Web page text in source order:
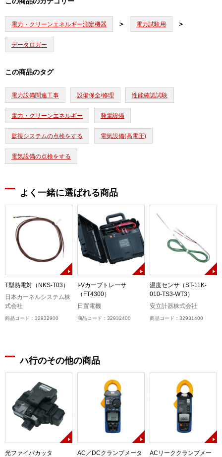
電力・クリーンエネルギー測定機器 電力試験用
データロガー
この商品のタグ
電力設備関連工事 設備保全/修理 性能確認試験
電力・クリーンエネルギー 発電設備
監視システムの点検をする 電気設備(高電圧)
電気設備の点検をする
よく一緒に選ばれる商品
T型熱電対（NKS-T03）
日本カーネルシステム株
式会社
商品コード：32932900
I-Vカーブトレーサ
（FT4300）
日置電機
商品コード：32932400
温度センサ（ST-11K-
010-TS3-WT3）
安立計器株式会社
商品コード：32931400
ハ行のその他の商品
光ファイバカッタ
AC／DCクランプメータ
ACリーククランプメー